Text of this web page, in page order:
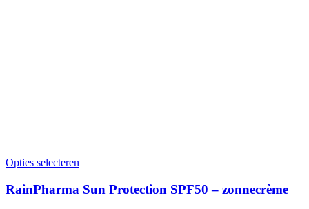
Opties selecteren
RainPharma Sun Protection SPF50 – zonnecrème